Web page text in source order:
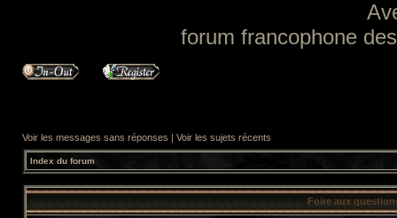
forum francophone
Voir les messages sans réponses | Voir les sujets récents
Index du forum
Foire aux